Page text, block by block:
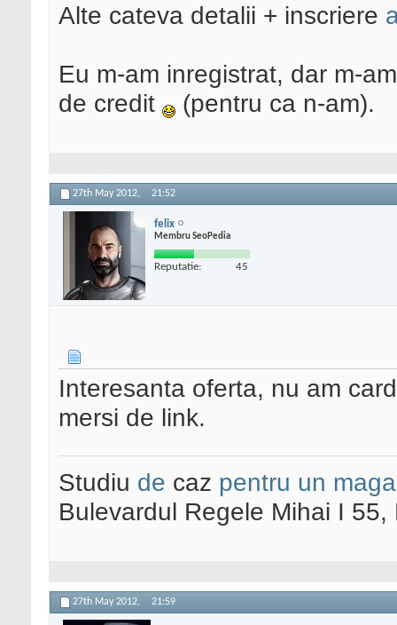
Alte cateva detalii + inscriere
Eu m-am inregistrat, dar m-
de credit
(pentru ca n-am).
27th May 2012, 21:52
felix
Membru SeoPedia
Reputatie: 45
Interesanta oferta, nu am
mersi de link.
Studiu de caz pentru un
Bulevardul Regele Mihai I
27th May 2012, 21:59